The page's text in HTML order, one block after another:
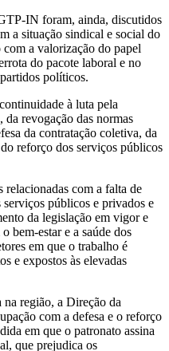
IN foram, ainda, discutidos
a situação sindical e social do
a valorização do papel
do pacote laboral e no
políticos.
à luta pela
da revogação das normas
da contratação coletiva, da
reforço dos serviços públicos
relacionadas com a falta de
públicos e privados e
da legislação em vigor e
bem-estar e a saúde dos
em que o trabalho é
e expostos às elevadas
região, a Direção da
com a defesa e o reforço
em que o patronato assina
que prejudica os